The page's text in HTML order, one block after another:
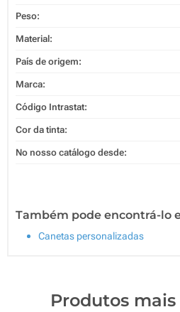
Peso:
Material:
País de origem:
Marca:
Código Intrastat:
Cor da tinta:
No nosso catálogo desde:
Também pode encontrá-lo
Canetas personalizadas
Produtos